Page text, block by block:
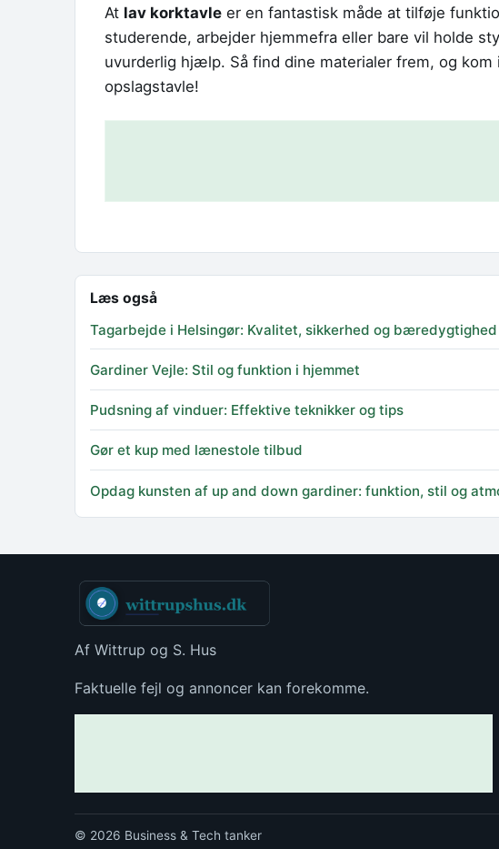
At lav korktavle er en fantastisk måde at tilføje
studerende, arbejder hjemmefra eller bare vil holde
uvurderlig hjælp. Så find dine materialer frem, og
opslagstavle!
Læs også
Tagarbejde i Helsingør: Kvalitet, sikkerhed og bæredygtighed
Gardiner Vejle: Stil og funktion i hjemmet
Pudsning af vinduer: Effektive teknikker og tips
Gør et kup med lænestole tilbud
Opdag kunsten af up and down gardiner: funktion, stil og
Af Wittrup og S. Hus
Faktuelle fejl og annoncer kan forekomme.
© 2026 Business & Tech tanker